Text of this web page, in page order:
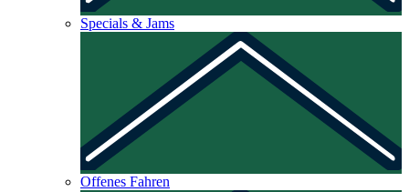
Specials & Jams
Offenes Fahren